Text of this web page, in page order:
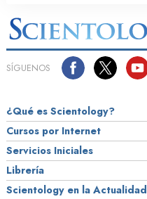
SÍGUENOS
¿Qué es Scientology?
Cursos por Internet
Servicios Iniciales
Librería
Scientology en la Actualidad